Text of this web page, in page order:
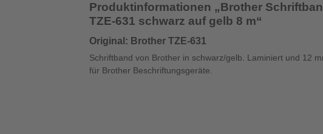
Produktinformationen „Brother
TZE-631 schwarz auf gelb 8 m“
Original: Brother TZE-631
Schriftband von Brother in schwarz/gelb. Laminiert und 12
für Brother Beschriftungsgeräte.